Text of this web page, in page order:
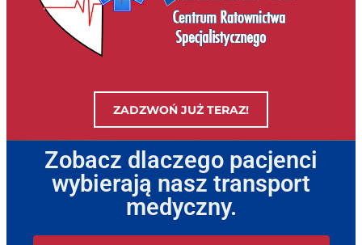
ZADZWOŃ JUŻ TERAZ!
Zobacz dlaczego pacjenci
wybierają nasz transport
medyczny.